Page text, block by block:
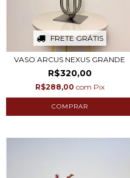
FRETE GRÁTIS
VASO ARCUS NEXUS GRANDE
R$320,00
R$288,00 com Pix